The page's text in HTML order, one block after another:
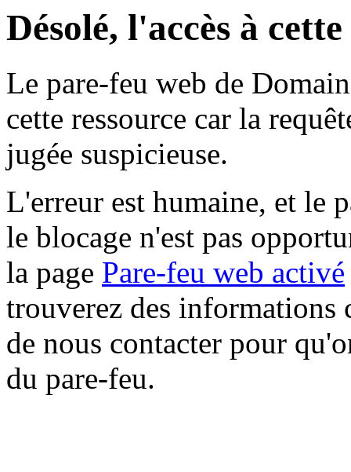
Désolé, l'accès à
Le pare-feu web de
cette ressource car la
jugée suspicieuse.
L'erreur est humaine, et le
le blocage n'est pas
la page Pare-feu web activé
trouverez des informations
de nous contacter pour
du pare-feu.